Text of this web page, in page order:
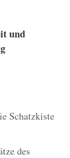
und
Schatzkiste
des